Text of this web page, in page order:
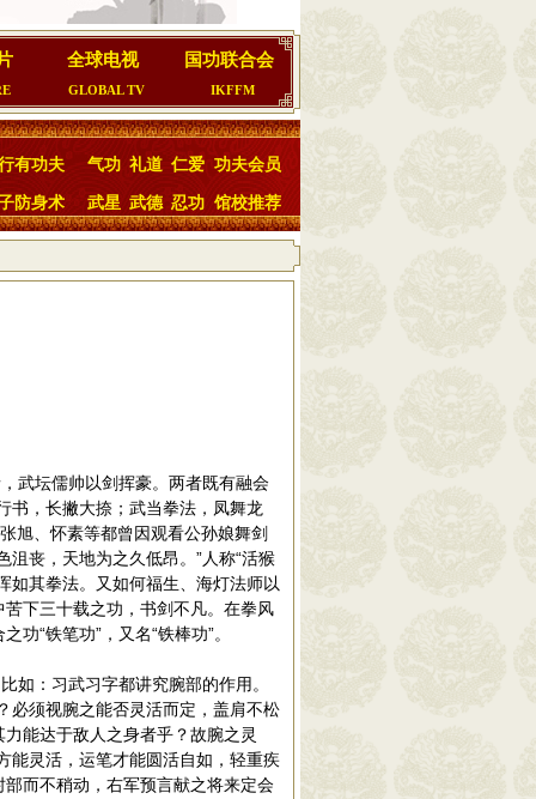
全球电视
GLOBAL TV
国功联合会
IKFFM
有功夫 气功 礼道 仁爱 功夫会员
防身术 武星 武德 忍功 馆校推荐
坛儒帅以剑挥豪。两者既有融会
书，长撇大捺；武当拳法，凤舞龙
旭、怀素等都曾因观看公孙娘舞剑
丧，天地为之久低昂。”人称“活猴
如其拳法。又如何福生、海灯法师以
下三十载之功，书剑不凡。在拳风
“铁笔功”，又名“铁棒功”。
：习武习字都讲究腕部的作用。
必须视腕之能否灵活而定，盖肩不松
能达于敌人之身者乎？故腕之灵
能灵活，运笔才能圆活自如，轻重疾
而不稍动，右军预言献之将来定会